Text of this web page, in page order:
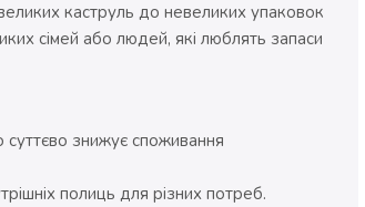
каструль до невеликих упаковок
сімей або людей, які люблять запаси
знижує споживання
полиць для різних потреб.